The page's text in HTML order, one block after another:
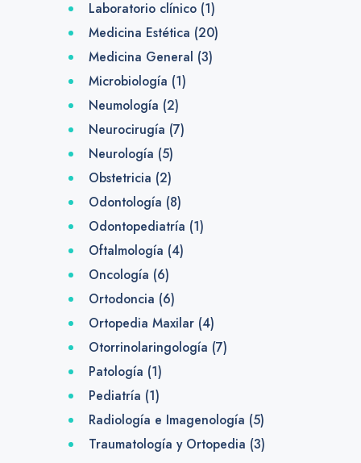
Laboratorio clínico(1)
Medicina Estética (20)
Medicina General (3)
Microbiología (1)
Neumología (2)
Neurocirugía (7)
Neurología (5)
Obstetricia (2)
Odontología (8)
Odontopediatría (1)
Oftalmología (4)
Oncología (6)
Ortodoncia (6)
Ortopedia Maxilar(4)
Otorrinolaringología (7)
Patología (1)
Pediatría (1)
Radiología e Imagenología (5)
Traumatología y Ortopedia (3)